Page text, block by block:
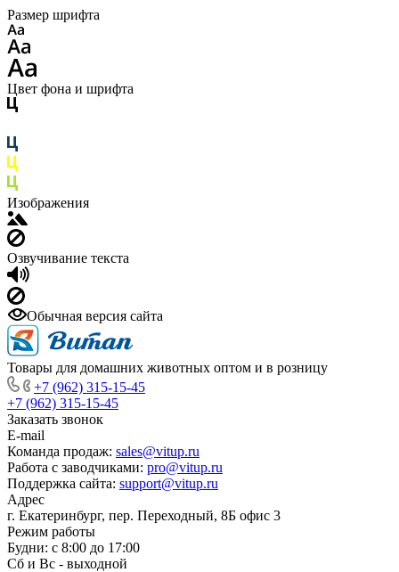
Размер шрифта
Цвет фона и шрифта
Изображения
Озвучивание текста
Обычная версия сайта
Товары для домашних животных оптом и в розницу
+7 (962) 315-15-45
+7 (962) 315-15-45
Заказать звонок
E-mail
Команда продаж: sales@vitup.ru
Работа с заводчиками: pro@vitup.ru
Поддержка сайта: support@vitup.ru
Адрес
г. Екатеринбург, пер. Переходный, 8Б офис 3
Режим работы
Будни: с 8:00 до 17:00
Сб и Вс - выходной